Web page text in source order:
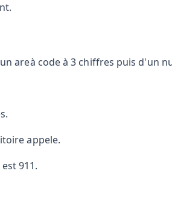
areà code à 3 chiffres puis d'un
appele.
911.